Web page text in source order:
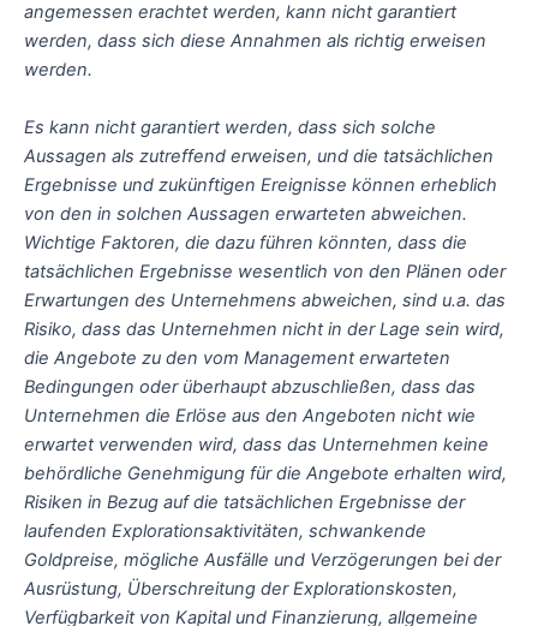
angemessen erachtet werden, kann nicht garantiert
werden, dass sich diese Annahmen als richtig erweisen
werden.
Es kann nicht garantiert werden, dass sich solche
Aussagen als zutreffend erweisen, und die tatsächlichen
Ergebnisse und zukünftigen Ereignisse können erheblich
von den in solchen Aussagen erwarteten abweichen.
Wichtige Faktoren, die dazu führen könnten, dass die
tatsächlichen Ergebnisse wesentlich von den Plänen oder
Erwartungen des Unternehmens abweichen, sind u.a. das
Risiko, dass das Unternehmen nicht in der Lage sein wird,
die Angebote zu den vom Management erwarteten
Bedingungen oder überhaupt abzuschließen, dass das
Unternehmen die Erlöse aus den Angeboten nicht wie
erwartet verwenden wird, dass das Unternehmen keine
behördliche Genehmigung für die Angebote erhalten wird,
Risiken in Bezug auf die tatsächlichen Ergebnisse der
laufenden Explorationsaktivitäten, schwankende
Goldpreise, mögliche Ausfälle und Verzögerungen bei der
Ausrüstung, Überschreitung der Explorationskosten,
Verfügbarkeit von Kapital und Finanzierung, allgemeine